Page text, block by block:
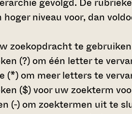
niveau voor, dan
zoekopdracht te
(?) om één letter te
(*) om meer letters te
($)voor uw zoekterm
(-) om zoektermen uit te